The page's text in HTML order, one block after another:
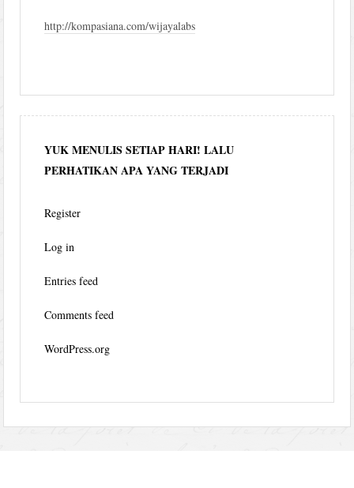
http://kompasiana.com/wijayalabs
YUK MENULIS SETIAP HARI! LALU
PERHATIKAN APA YANG TERJADI
Register
Log in
Entries feed
Comments feed
WordPress.org